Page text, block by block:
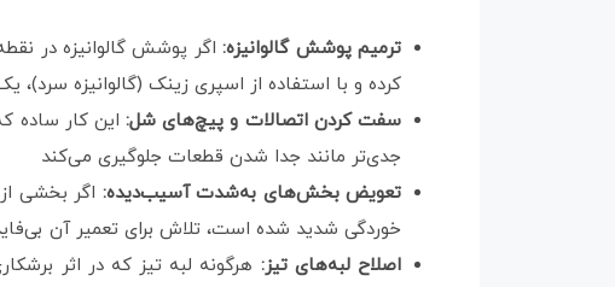
ترمیم پوشش گالوانیزه:اگر پوشش گالوانیزه در
کرده و با استفاده از اسپری زینک (گالوانیزه سرد)،
سفت کردن اتصالات و پیچ‌های شل:این کار ساده
جدی‌تر مانند جدا شدن قطعات جلوگیری می‌کند
تعویض بخش‌های به‌شدت آسیب‌دیده: اگر بخشی
خوردگی شدید شده است، تلاش برای تعمیر آن
اصلاح لبه‌های تیز: هرگونه لبه تیز که در اثر